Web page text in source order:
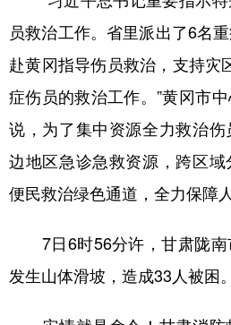
员救治工作。省里派出了6名
赴黄冈指导伤员救治，支持灾
症伤员的救治工作。”黄冈市
说，为了集中资源全力救治伤
边地区急诊急救资源，跨区
便民救治绿色通道，全力保障
7日6时56分许，甘肃陇南
发生山体滑坡，造成33人被困。